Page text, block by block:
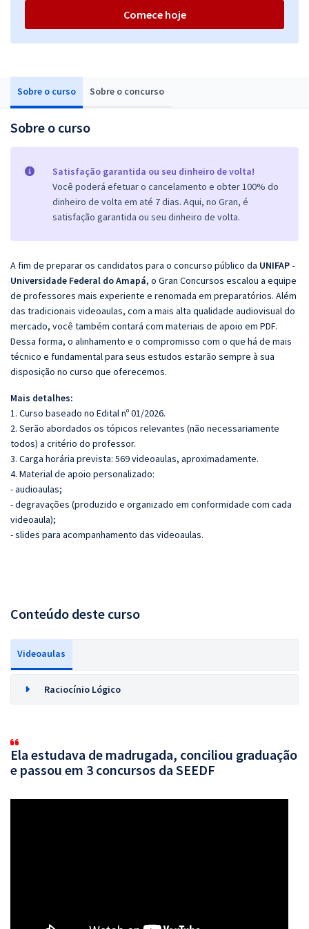
Sobre o curso Sobre o concurso
Sobre o curso
Satisfação garantida ou seu dinheiro de volta!
Você poderá efetuar o cancelamento e obter 100% do
dinheiro de volta em até 7 dias. Aqui, no Gran, é
satisfação garantida ou seu dinheiro de volta.
A fim de preparar os candidatos para o concurso público da UNIFAP -
Universidade Federal do Amapá, o Gran Concursos escalou a equipe
de professores mais experiente e renomada em preparatórios. Além
das tradicionais videoaulas, com a mais alta qualidade audiovisual do
mercado, você também contará com materiais de apoio em PDF.
Dessa forma, o alinhamento e o compromisso com o que há de mais
técnico e fundamental para seus estudos estarão sempre à sua
disposição no curso que oferecemos.
Mais detalhes:
1. Curso baseado no Edital nº 01/2026.
2. Serão abordados os tópicos relevantes (não necessariamente
todos) a critério do professor.
3. Carga horária prevista: 569 videoaulas, aproximadamente.
4. Material de apoio personalizado:
- audioaulas;
- degravações (produzido e organizado em conformidade com cada
videoaula);
- slides para acompanhamento das videoaulas.
Conteúdo deste curso
Videoaulas
Raciocínio Lógico
Ela estudava de madrugada, conciliou graduação
e passou em 3 concursos da SEEDF
Comece hoje